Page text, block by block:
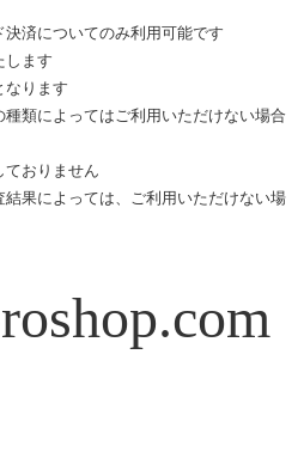
済についてのみ利用可能です
ます
ります
類によってはご利用いただけない場合
おりません
果によっては、ご利用いただけない場